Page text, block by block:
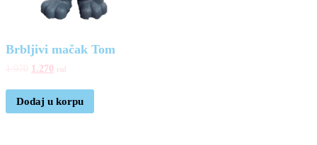
Brbljivi mačak Tom
1.270 rsd
Dodaj u korpu